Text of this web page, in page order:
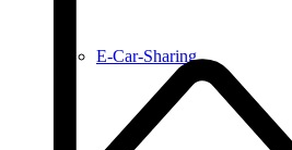
E-Car-Sharing